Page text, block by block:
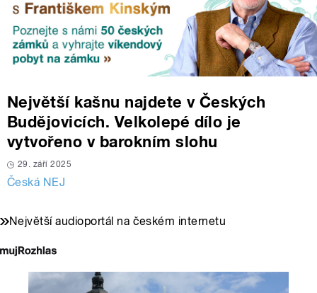
Největší kašnu najdete v Českých
Budějovicích. Velkolepé dílo je
vytvořeno v barokním slohu
29. září 2025
Česká NEJ
Největší audioportál na českém internetu